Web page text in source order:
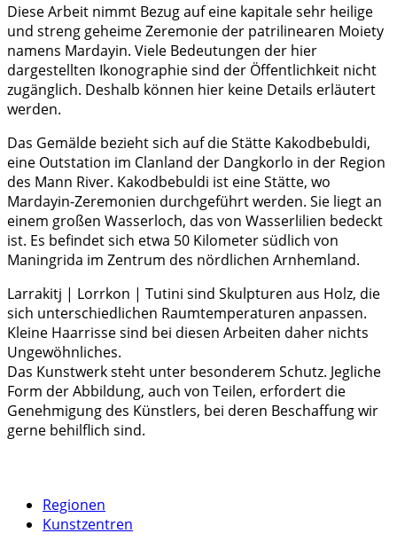
Diese Arbeit nimmt Bezug auf eine kapitale sehr heilige
und streng geheime Zeremonie der patrilinearen Moiety
namens Mardayin. Viele Bedeutungen der hier
dargestellten Ikonographie sind der Öffentlichkeit nicht
zugänglich. Deshalb können hier keine Details erläutert
werden.
Das Gemälde bezieht sich auf die Stätte Kakodbebuldi,
eine Outstation im Clanland der Dangkorlo in der Region
des Mann River. Kakodbebuldi ist eine Stätte, wo
Mardayin-Zeremonien durchgeführt werden. Sie liegt an
einem großen Wasserloch, das von Wasserlilien bedeckt
ist. Es befindet sich etwa 50 Kilometer südlich von
Maningrida im Zentrum des nördlichen Arnhemland.
Larrakitj | Lorrkon | Tutini sind Skulpturen aus Holz, die
sich unterschiedlichen Raumtemperaturen anpassen.
Kleine Haarrisse sind bei diesen Arbeiten daher nichts
Ungewöhnliches.
Das Kunstwerk steht unter besonderem Schutz. Jegliche
Form der Abbildung, auch von Teilen, erfordert die
Genehmigung des Künstlers, bei deren Beschaffung wir
gerne behilflich sind.
Regionen
Kunstzentren